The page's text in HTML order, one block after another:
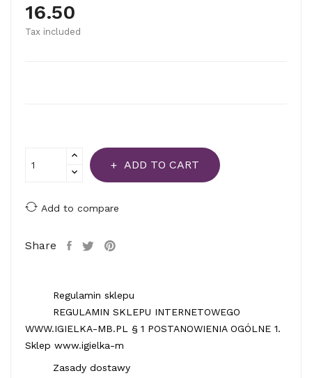
16.50
Tax included
ADD TO CART
Add to compare
Share
Regulamin sklepu
REGULAMIN SKLEPU INTERNETOWEGO
WWW.IGIELKA-MB.PL § 1 POSTANOWIENIA OGÓLNE 1.
Sklep www.igielka-m
Zasady dostawy